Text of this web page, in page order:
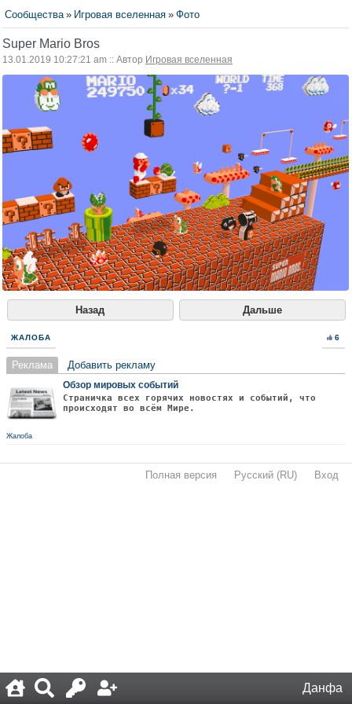
Данфа
Сообщества » Игровая вселенная » Фото
Super Mario Bros
13.01.2019 10:27:21 am :: Автор Игровая вселенная
Назад Дальше
ЖАЛОБА 6
Реклама Добавить рекламу
Обзор мировых событий
Страничка всех горячих новостях и событий, что
происходят во всём Мире.
Жалоба
Полная версия Русский (RU) Вход